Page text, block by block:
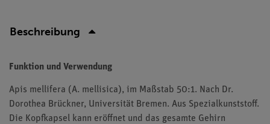
Beschreibung
Funktion und Verwendung
Apis mellifera (A. mellisica), im Maßstab 50:1. Nach Dr.
Dorothea Brückner, Universität Bremen. Aus Spezialkunststoff.
Die Kopfkapsel kann eröffnet und das gesamte Gehirn